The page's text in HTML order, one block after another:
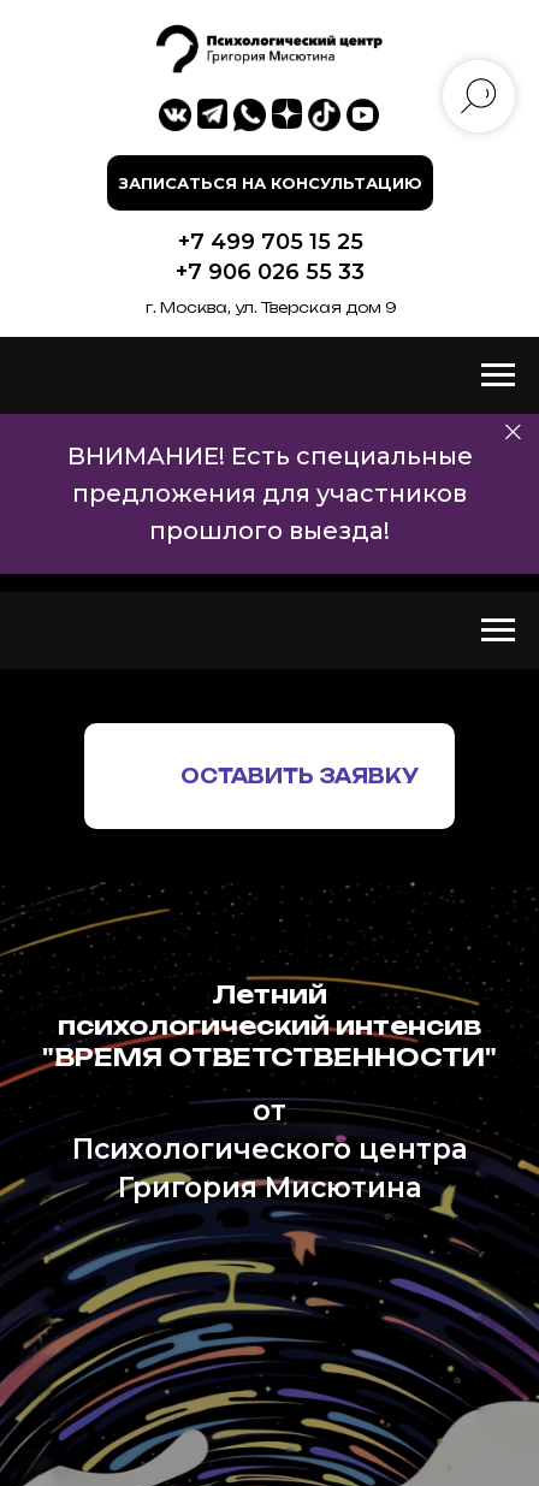
+7 906 026 55 33
г. Москва, ул. Тверская дом 9
+7 499 705 15 25
ЗАПИСАТЬСЯ НА КОНСУЛЬТАЦИЮ
ВНИМАНИЕ! Есть специальные
предложения для участников
прошлого выезда!
ОСТАВИТЬ ЗАЯВКУ
Летний
психологический интенсив
"ВРЕМЯ ОТВЕТСТВЕННОСТИ"
от
Психологического центра
Григория Мисютина